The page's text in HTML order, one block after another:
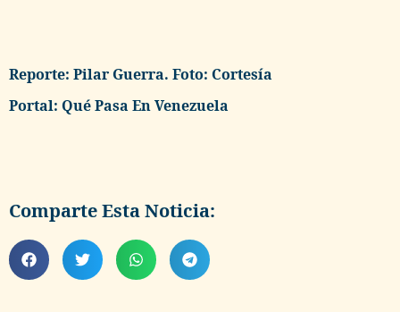
Reporte: Pilar Guerra. Foto: Cortesía
Portal: Qué Pasa En Venezuela
Comparte Esta Noticia: